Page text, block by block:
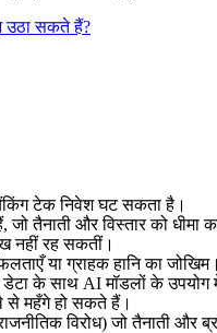
उठा सकते हैं?
टेक निवेश घट सकता है।
जो तैनाती और विस्तार को धीमा
नहीं रह सकतीं।
या ग्राहक हानि का जोखिम।
डेटा के साथ AI मॉडलों के उपयोग
से महँगे हो सकते हैं।
विरोध) जो तैनाती और